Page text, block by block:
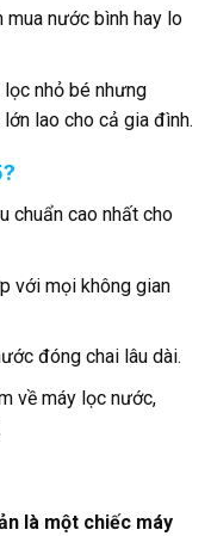
mua nước bình hay lo
nhỏ bé nhưng
lao cho cả gia đình.
chuẩn cao nhất cho
với mọi không gian
đóng chai lâu dài.
về máy lọc nước,
là một chiếc máy